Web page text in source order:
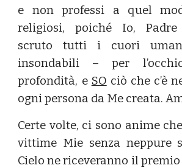
e non professi a quel
religiosi, poiché Io, Padre
scruto tutti i cuori
insondabili – per
profondità, e SO ciò che c’è
ogni persona da Me creata.
Certe volte, ci sono anime
vittime Mie senza neppure
Cielo ne riceveranno il